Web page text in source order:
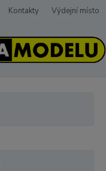
Kontakty Výdejní místo